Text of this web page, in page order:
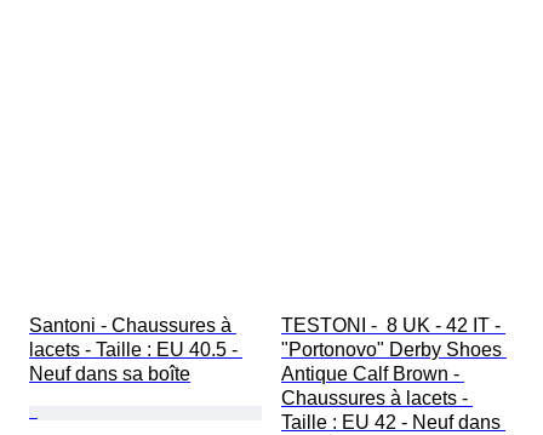
Santoni - Chaussures à
lacets - Taille : EU 40.5 -
Neuf dans sa boîte
TESTONI -  8 UK - 42 IT -
"Portonovo" Derby Shoes
Antique Calf Brown -
Chaussures à lacets -
Taille : EU 42 - Neuf dans